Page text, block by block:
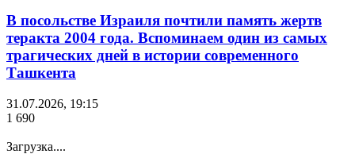
В посольстве Израиля почтили память жертв
теракта 2004 года. Вспоминаем один из самых
трагических дней в истории современного
Ташкента
31.07.2026, 19:15
1 690
Загрузка....